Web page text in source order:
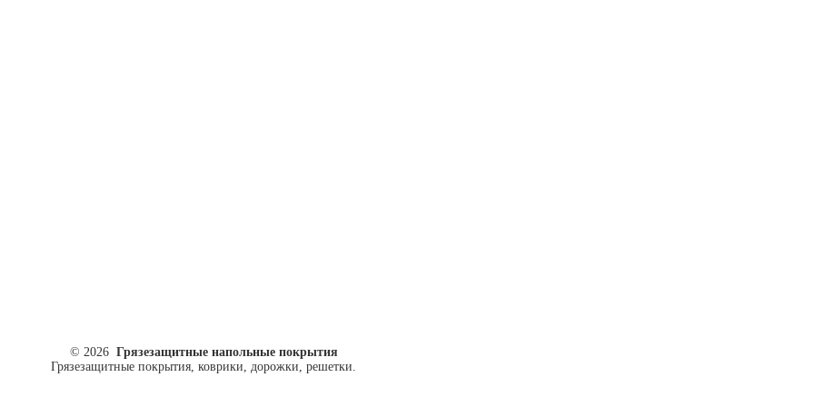
© 2026 Грязезащитные напольные покрытия
Грязезащитные покрытия, коврики, дорожки, решетки.